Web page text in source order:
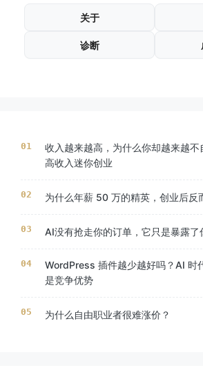
关于
诊断
收入越来越高，为什么你却越来越不
高收入迷你创业
为什么年薪 50 万的精英，创业后反
AI没有抢走你的订单，它只是暴露了
WordPress 插件越少越好吗？AI 时
是竞争优势
为什么自由职业者很难涨价？